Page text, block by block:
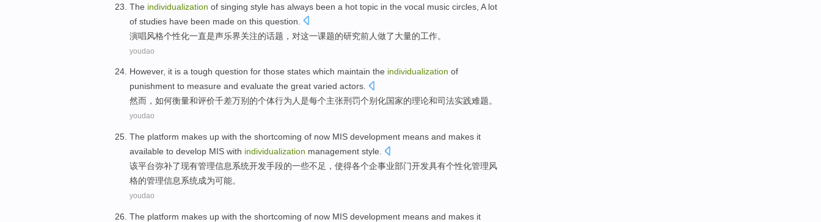
The individualization of singing style has always been a hot topic in the vocal music circles, A lot
of studies have been made on this question
演唱风格个性化一直是声乐界关注的话题 ， 对这一课题的研究前人做了大量的工作。
youdao
However, it is a tough question for those states which maintain the individualization of
punishment to measure and evaluate the great varied actors.
然而 ， 如何衡量和评价千差万别 的个体行为人是每个主张刑罚个别化国家的理论和司法实践难题。
youdao
The platform makes up with the shortcoming of now MIS development means and makes it
available to develop MIS with individualization management style
该平台弥补了现有管理信息系统开发手段的一些不足 ， 使得各个企事业部门开发具有个性化管理风
格的管理信息系统成为可能。
youdao
The platform makes up with the shortcoming of now MIS development means and makes it